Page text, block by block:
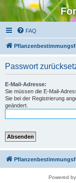
FAQ
Passwort
E-Mail-Adresse:
Sie müssen die E-Mail-
Sie bei der Registrierung
geändert.
Powered by